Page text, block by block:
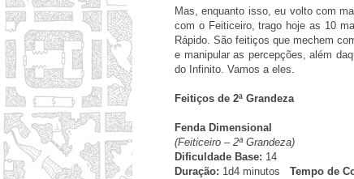
Mas, enquanto isso, eu volto com
com o Feiticeiro, trago hoje as 10
Rápido. São feitiços que mechem
e manipular as percepções, além
do Infinito. Vamos a eles.
Feitiços de 2ª Grandeza
Fenda Dimensional
(Feiticeiro – 2ª Grandeza)
Dificuldade Base: 14
Duração: 1d4 minutos Tempo de